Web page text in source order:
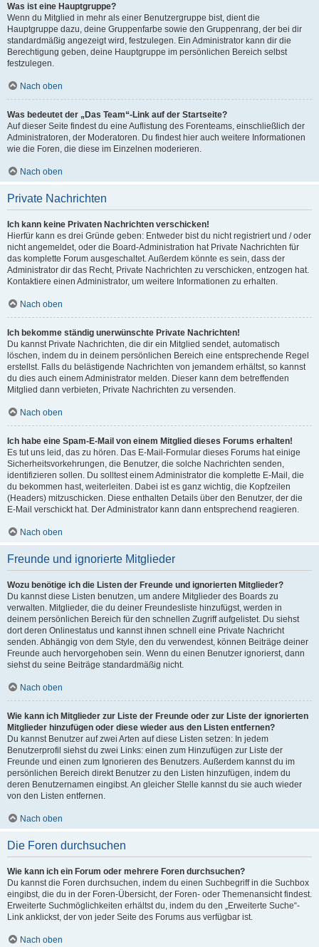
Was ist eine Hauptgruppe?
Wenn du Mitglied in mehr als einer Benutzergruppe bist, dient die
Hauptgruppe dazu, deine Gruppenfarbe sowie den Gruppenrang, der bei dir
standardmäßig angezeigt wird, festzulegen. Ein Administrator kann dir die
Berechtigung geben, deine Hauptgruppe im persönlichen Bereich selbst
festzulegen.
Nach oben
Was bedeutet der „Das Team“-Link auf der Startseite?
Auf dieser Seite findest du eine Auflistung des Forenteams, einschließlich der
Administratoren, der Moderatoren. Du findest hier auch weitere Informationen
wie die Foren, die diese im Einzelnen moderieren.
Nach oben
Private Nachrichten
Ich kann keine Privaten Nachrichten verschicken!
Hierfür kann es drei Gründe geben: Entweder bist du nicht registriert und / oder
nicht angemeldet, oder die Board-Administration hat Private Nachrichten für
das komplette Forum ausgeschaltet. Außerdem könnte es sein, dass der
Administrator dir das Recht, Private Nachrichten zu verschicken, entzogen hat.
Kontaktiere einen Administrator, um weitere Informationen zu erhalten.
Nach oben
Ich bekomme ständig unerwünschte Private Nachrichten!
Du kannst Private Nachrichten, die dir ein Mitglied sendet, automatisch
löschen, indem du in deinem persönlichen Bereich eine entsprechende Regel
erstellst. Falls du belästigende Nachrichten von jemandem erhältst, so kannst
du dies auch einem Administrator melden. Dieser kann dem betreffenden
Mitglied dann verbieten, Private Nachrichten zu versenden.
Nach oben
Ich habe eine Spam-E-Mail von einem Mitglied dieses Forums erhalten!
Es tut uns leid, das zu hören. Das E-Mail-Formular dieses Forums hat einige
Sicherheitsvorkehrungen, die Benutzer, die solche Nachrichten senden,
identifizieren sollen. Du solltest einem Administrator die komplette E-Mail, die
du bekommen hast, weiterleiten. Dabei ist es ganz wichtig, die Kopfzeilen
(Headers) mitzuschicken. Diese enthalten Details über den Benutzer, der die
E-Mail verschickt hat. Der Administrator kann dann entsprechend reagieren.
Nach oben
Freunde und ignorierte Mitglieder
Wozu benötige ich die Listen der Freunde und ignorierten Mitglieder?
Du kannst diese Listen benutzen, um andere Mitglieder des Boards zu
verwalten. Mitglieder, die du deiner Freundesliste hinzufügst, werden in
deinem persönlichen Bereich für den schnellen Zugriff aufgelistet. Du siehst
dort deren Onlinestatus und kannst ihnen schnell eine Private Nachricht
senden. Abhängig von dem Style, den du verwendest, können Beiträge deiner
Freunde auch hervorgehoben sein. Wenn du einen Benutzer ignorierst, dann
siehst du seine Beiträge standardmäßig nicht.
Nach oben
Wie kann ich Mitglieder zur Liste der Freunde oder zur Liste der ignorierten
Mitglieder hinzufügen oder diese wieder aus den Listen entfernen?
Du kannst Benutzer auf zwei Arten auf diese Listen setzen: In jedem
Benutzerprofil siehst du zwei Links: einen zum Hinzufügen zur Liste der
Freunde und einen zum Ignorieren des Benutzers. Außerdem kannst du im
persönlichen Bereich direkt Benutzer zu den Listen hinzufügen, indem du
deren Benutzernamen eingibst. An gleicher Stelle kannst du sie auch wieder
von den Listen entfernen.
Nach oben
Die Foren durchsuchen
Wie kann ich ein Forum oder mehrere Foren durchsuchen?
Du kannst die Foren durchsuchen, indem du einen Suchbegriff in die Suchbox
eingibst, die du in der Foren-Übersicht, der Foren- oder Themenansicht findest.
Erweiterte Suchmöglichkeiten erhältst du, indem du den „Erweiterte Suche“-
Link anklickst, der von jeder Seite des Forums aus verfügbar ist.
Nach oben